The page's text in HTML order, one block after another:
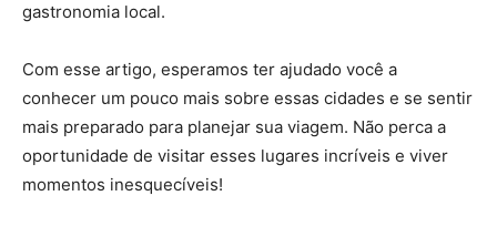
gastronomia local.
Com esse artigo, esperamos ter ajudado você a
conhecer um pouco mais sobre essas cidades e se sentir
mais preparado para planejar sua viagem. Não perca a
oportunidade de visitar esses lugares incríveis e viver
momentos inesquecíveis!